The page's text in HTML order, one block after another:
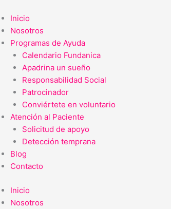
al
contenido
Inicio
Nosotros
Programas de Ayuda
Calendario Fundanica
Apadrina un sueño
Responsabilidad Social
Patrocinador
Conviértete en voluntario
Atención al Paciente
Solicitud de apoyo
Detección temprana
Blog
Contacto
Inicio
Nosotros